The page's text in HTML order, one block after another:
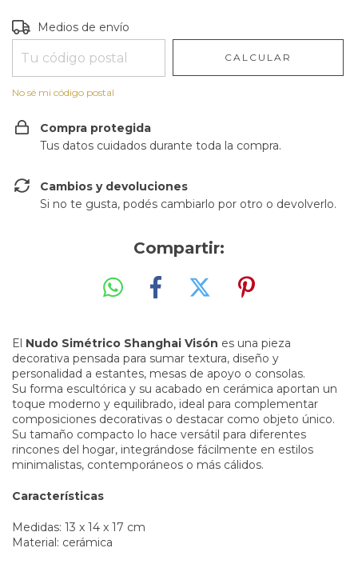
Entregas para el CP:
Medios de envío
CALCULAR
No sé mi código postal
Compra protegida
Tus datos cuidados durante toda la compra.
Cambios y devoluciones
Si no te gusta, podés cambiarlo por otro o devolverlo.
Compartir:
El Nudo Simétrico Shanghai Visón es una pieza
decorativa pensada para sumar textura, diseño y
personalidad a estantes, mesas de apoyo o consolas.
Su forma escultórica y su acabado en cerámica aportan un
toque moderno y equilibrado, ideal para complementar
composiciones decorativas o destacar como objeto único.
Su tamaño compacto lo hace versátil para diferentes
rincones del hogar, integrándose fácilmente en estilos
minimalistas, contemporáneos o más cálidos.
Características
Medidas: 13 x 14 x 17 cm
Material: cerámica